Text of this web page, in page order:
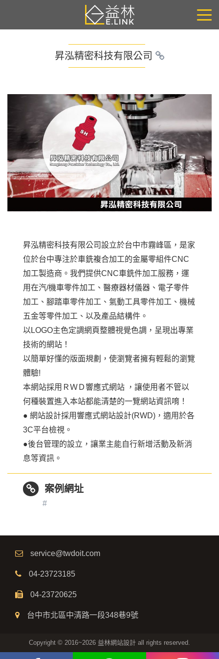
昇泓精密科技有限公司
昇泓精密科技有限公司設立於台中市霧峰區，是家
位於台中專注於車銑複合加工的金屬零組件CNC
加工製造商。我們提供CNC車銑件加工服務，運
用在汽/機車零件加工、醫療器材儀器、電子零件
加工、腳踏車零件加工、氣動工具零件加工、機械
五金等零件加工、以及產品結構件。
以LOGO主色定調網頁整體視覺色調，呈現出專業
技術的網站！
以簡單好懂的版面規劃，使瀏覽者擁有輕鬆的瀏覽
體驗!
本網站採用ＲＷＤ響應式網站 ，讓使用者不管以
何種裝置進入本站都能清楚的一覽網站資訊唷！
● 網站設計採用響應式網站設計(RWD)，適用於各
3C平台檢視。
●後台管理的設立，讓業主能自行新增活動及新消
息等資訊。
案例網址
#
service@twdoit.com
04-23723185
04-23720625
台中市北區中清路一段348巷9號
Copyright © 2016~2026 益林網站設計 all rights reserved.